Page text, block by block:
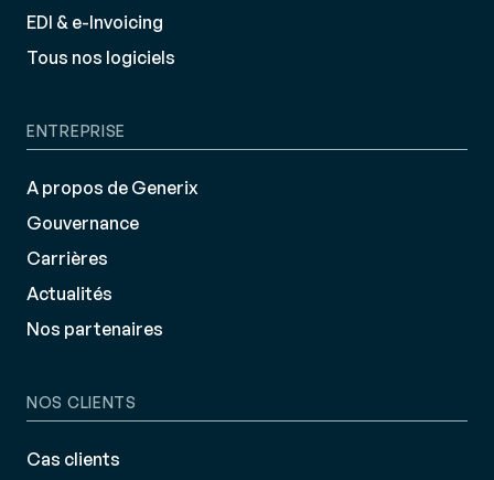
EDI & e-Invoicing
Tous nos logiciels
ENTREPRISE
A propos de Generix
Gouvernance
Carrières
Actualités
Nos partenaires
NOS CLIENTS
Cas clients